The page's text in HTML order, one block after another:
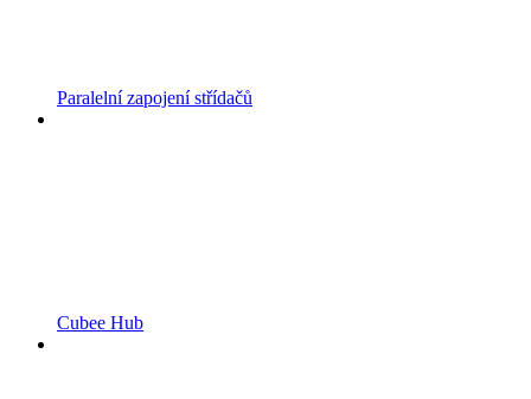
Paralelní zapojení střídačů
Cubee Hub